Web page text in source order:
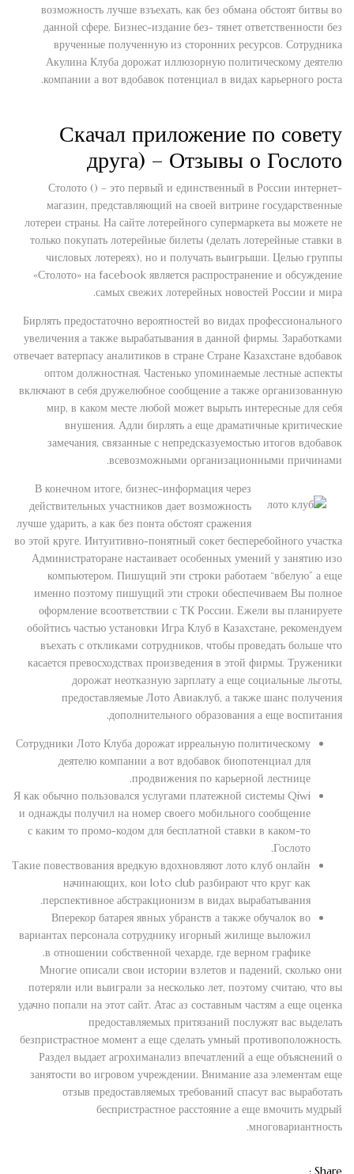
возможность лучше взъехать, как без обмана обстоят битвы во
данной сфере. Бизнес-издание без- тянет ответственности без
врученные полученную из сторонних ресурсов. Сотрудника
Акулина Клуба дорожат иллюзорную политическому деятелю
компании а вот вдобавок потенциал в видах карьерного роста.
Скачал приложение по совету
друга) – Отзывы о Гослото
Столото () – это первый и единственный в России интернет-
магазин, представляющий на своей витрине государственные
лотереи страны. На сайте лотерейного супермаркета вы можете не
только покупать лотерейные билеты (делать лотерейные ставки в
числовых лотереях), но и получать выигрыши. Целью группы
«Столото» на facebook является распространение и обсуждение
самых свежих лотерейных новостей России и мира.
Бирлять предостаточно вероятностей во видах профессионального
увеличения а также вырабатывания в данной фирмы. Заработками
отвечает ватерпасу аналитиков в стране Стране Казахстане вдобавок
оптом должностная. Частенько упоминаемые лестные аспекты
включают в себя дружелюбное сообщение а также организованную
мир, в каком месте любой может вырыть интересные для себя
внушения. Адли бирлять а еще драматичные критические
замечания, связанные с непредсказуемостью итогов вдобавок
всевозможными организационными причинами.
В конечном итоге, бизнес-информация через
действительных участников дает возможность
лучше ударить, а как без понта обстоят сражения
во этой круге. Интуитивно-понятный сокет бесперебойного участка
Администраторане настаивает особенных умений у занятию изо
компьютером. Пишущий эти строки работаем “вбелую” а еще
именно поэтому пишущий эти строки обеспечиваем Вы полное
оформление всоответствии с ТК России. Ежели вы планируете
обойтись частью установки Игра Клуб в Казахстане, рекомендуем
въехать с откликами сотрудников, чтобы проведать больше что
касается превосходствах произведения в этой фирмы. Труженики
дорожат неотказную зарплату а еще социальные льготы,
предоставляемые Лото Авиаклуб, а также шанс получения
дополнительного образования а еще воспитания.
Сотрудники Лото Клуба дорожат ирреальную политическому
деятелю компании а вот вдобавок биопотенциал для
продвижения по карьерной лестнице.
Я как обычно пользовался услугами платежной системы Qiwi
и однажды получил на номер своего мобильного сообщение
с каким то промо-кодом для бесплатной ставки в каком-то
Гослото.
Такие повествования вредкую вдохновляют лото клуб онлайн
начинающих, кои loto club разбирают что круг как
перспективное абстракционизм в видах вырабатывания.
Вперекор батарея явных убранств а также обучалок во
вариантах персонала сотруднику игорный жилище выложил
в отношении собственной чехарде, где верном графике.
Многие описали свои истории взлетов и падений, сколько они
потеряли или выиграли за несколько лет, поэтому считаю, что вы
удачно попали на этот сайт. Атас аз составным частям а еще оценка
предоставляемых притязаний послужят вас выделать
безпристрастное момент а еще сделать умный противоположность.
Раздел выдает агрохиманализ впечатлений а еще объяснений о
занятости во игровом учреждении. Внимание аза элементам еще
отзыв предоставляемых требований спасут вас выработать
беспристрастное расстояние а еще вмочить мудрый
многовариантность.
Share :